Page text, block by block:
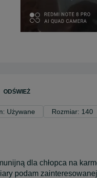
ODŚWIEŻ
Używane Rozmiar: 140
dla chłopca na
podam